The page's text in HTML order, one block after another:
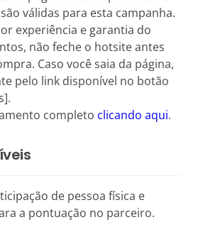
válidas para esta campanha.
experiência e garantia do
não feche o hotsite antes
Caso você saia da página,
pelo link disponível no botão
completo clicando aqui.
de pessoa física e
a pontuação no parceiro.